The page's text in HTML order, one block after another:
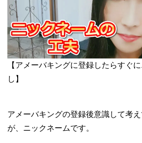
【アメーバキングに登録したらすぐ
し】
アメーバキングの登録後意識して考
が、ニックネームです。